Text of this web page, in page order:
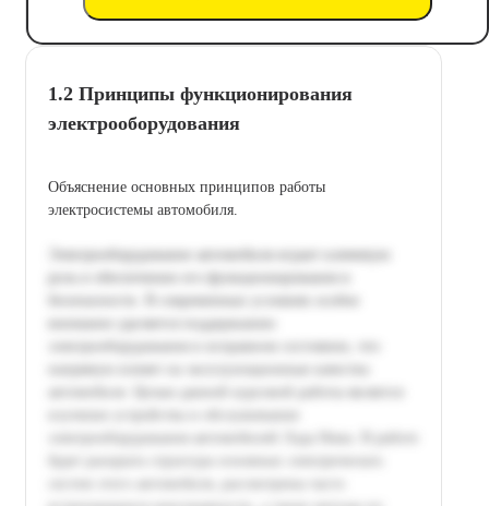
1.2 Принципы функционирования
электрооборудования
Объяснение основных принципов работы
электросистемы автомобиля.